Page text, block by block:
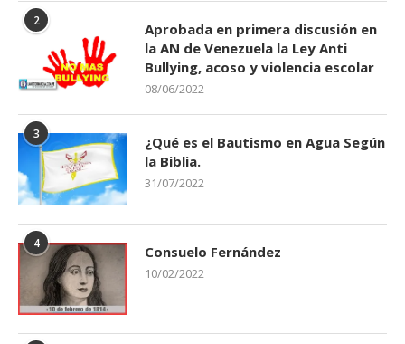
2
Aprobada en primera discusión en
la AN de Venezuela la Ley Anti
Bullying, acoso y violencia escolar
08/06/2022
3
¿Qué es el Bautismo en Agua Según
la Biblia.
31/07/2022
4 Consuelo Fernández
10/02/2022